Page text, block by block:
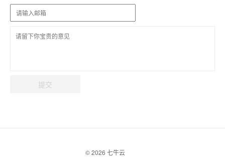
提交
© 2026 七牛云